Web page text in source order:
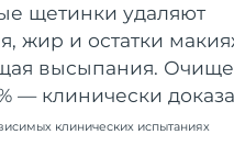
щетинки удаляют
жир и остатки
высыпания.
— клинически
клинических испытаниях
Ожидаемая дата
Ожидаемая дата